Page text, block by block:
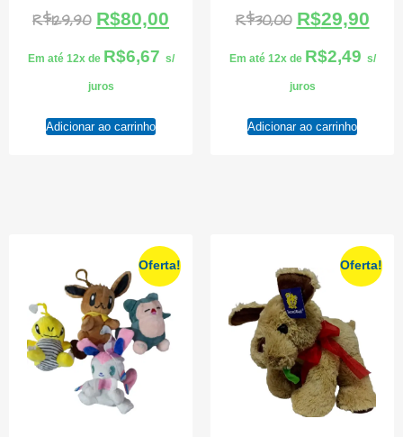
R$129,90 R$80,00
Em até 12x de R$6,67 s/
juros
Adicionar ao carrinho
R$30,00 R$29,90
Em até 12x de R$2,49 s/
juros
Adicionar ao carrinho
Oferta! Oferta!